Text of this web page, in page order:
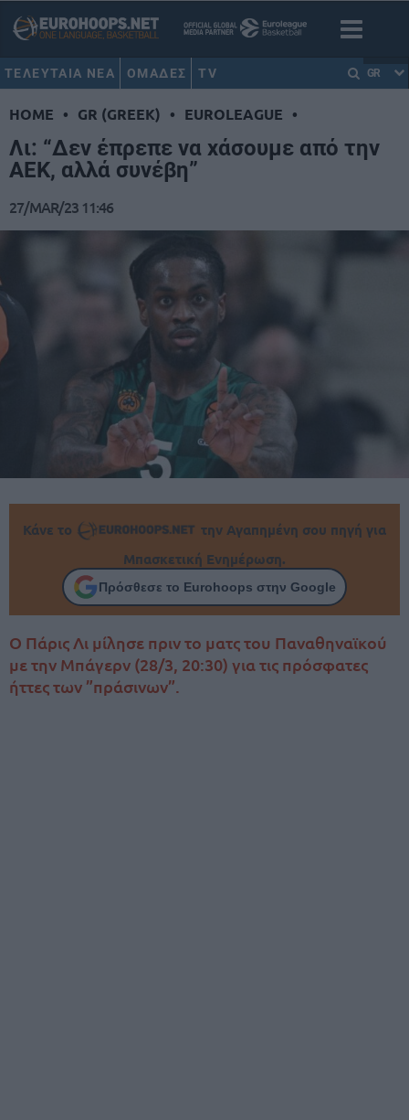
ΤΕΛΕΥΤΑΙΑ ΝΕΑ ΟΜΑΔΕΣ TV GR
HOME • GR (GREEK) • EUROLEAGUE •
Λι: “Δεν έπρεπε να χάσουμε από την
ΑΕΚ, αλλά συνέβη”
27/MAR/23 11:46
Κάνε το
την Αγαπημένη σου πηγή για
Μπασκετική Ενημέρωση.
Πρόσθεσε το Eurohoops στην Google
Ο Πάρις Λι μίλησε πριν το ματς του Παναθηναϊκού
με την Μπάγερν (28/3, 20:30) για τις πρόσφατες
ήττες των ”πράσινων”.